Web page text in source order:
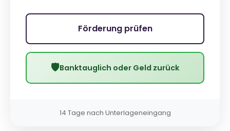
Förderung prüfen
🛡Banktauglich oder Geld zurück
14 Tage nach Unterlageneingang